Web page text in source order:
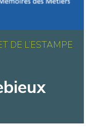
DE L’ESTAMPE